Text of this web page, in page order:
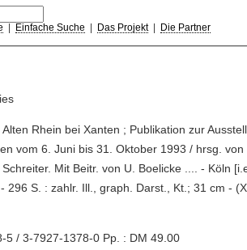
Einfache Suche Das Projekt| Die Partner
Rhein bei Xanten ; Publikation zur
vom 6. Juni bis 31. Oktober 1993 / hrsg. von
Mit Beitr. von U. Boelicke .... - Köln
296 S. : zahlr. Ill., graph. Darst., Kt.; 31 cm -
5 / 3-7927-1378-0 Pp. : DM 49.00